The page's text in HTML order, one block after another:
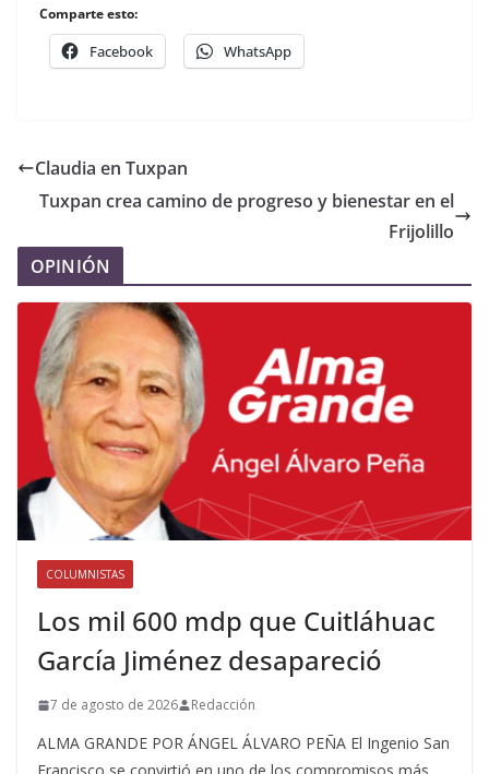
Comparte esto:
Facebook WhatsApp
Claudia en Tuxpan
Tuxpan crea camino de progreso y bienestar en el
Frijolillo
OPINIÓN
COLUMNISTAS
Los mil 600 mdp que Cuitláhuac
García Jiménez desapareció
7 de agosto de 2026 Redacción
ALMA GRANDE POR ÁNGEL ÁLVARO PEÑA El Ingenio San